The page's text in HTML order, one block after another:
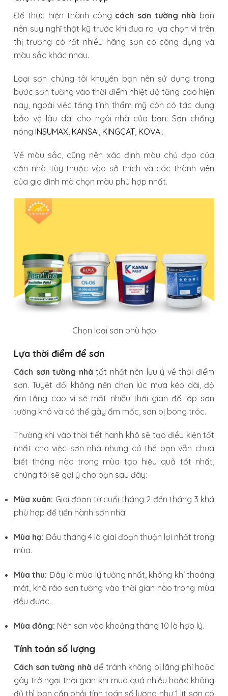
Để thực hiện thành công cách sơn tường nhà bạn
nên suy nghĩ thật kỹ trước khi đưa ra lựa chọn vì trên
thị trường có rất nhiều hãng sơn có công dụng và
màu sắc khác nhau.
Loại sơn chúng tôi khuyên bạn nên sử dụng trong
bước sơn tường vào thời điểm nhiệt độ tăng cao hiện
nay, ngoài việc tăng tính thẩm mỹ còn có tác dụng
bảo vệ lâu dài cho ngôi nhà của bạn: Sơn chống
nóng INSUMAX KANSAI KINGCAT KOVA…
Về màu sắc, cũng nên xác định màu chủ đạo của
căn nhà, tùy thuộc vào sở thích và các thành viên
của gia đình mà chọn màu phù hợp nhất.
Chọn loại sơn phù hợp
Lựa thời điểm để sơn
Cách sơn tường nhà tốt nhất nên lưu ý về thời điểm
sơn. Tuyệt đối không nên chọn lúc mưa kéo dài, độ
ẩm tăng cao vì sẽ mất nhiều thời gian để lớp sơn
tường khô và có thể gây ẩm mốc, sơn bị bong tróc.
Thường khi vào thời tiết hanh khô sẽ tạo điều kiện tốt
nhất cho việc sơn nhà nhưng có thể bạn vẫn chưa
biết tháng nào trong mùa tạo hiệu quả tốt nhất,
chúng tôi sẽ gợi ý cho bạn sau đây:
Mùa xuân: Giai đoạn từ cuối tháng 2 đến tháng 3 khá
phù hợp để tiến hành sơn nhà.
Mùa hạ: Đầu tháng 4 là giai đoạn thuận lợi nhất trong
mùa.
Mùa thu: Đây là mùa lý tưởng nhất, không khí thoáng
mát, khô ráo sơn tường vào thời gian nào trong mùa
đều được.
Mùa đông: Nên sơn vào khoảng tháng 10 là hợp lý.
Tính toán số lượng
Cách sơn tường nhà để tránh không bị lãng phí hoặc
gây trở ngại thời gian khi mua quá nhiều hoặc không
đủ thì bạn cần phải tính toán số lượng như 1 lít sơn có